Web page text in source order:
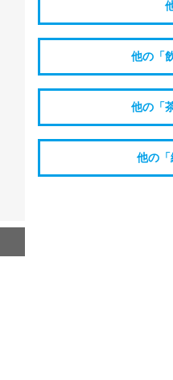
他の「
他の「
他の